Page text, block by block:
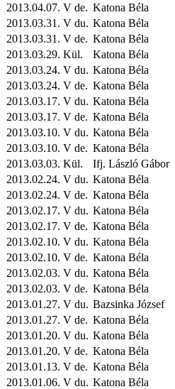
2013.04.07. V de. Katona Béla
2013.03.31. V du. Katona Béla
2013.03.31. V de. Katona Béla
2013.03.29. Kül. Katona Béla
2013.03.24. V du. Katona Béla
2013.03.24. V de. Katona Béla
2013.03.17. V du. Katona Béla
2013.03.17. V de. Katona Béla
2013.03.10. V du. Katona Béla
2013.03.10. V de. Katona Béla
2013.03.03. Kül. Ifj. László Gábor
2013.02.24. V du. Katona Béla
2013.02.24. V de. Katona Béla
2013.02.17. V du. Katona Béla
2013.02.17. V de. Katona Béla
2013.02.10. V du. Katona Béla
2013.02.10. V de. Katona Béla
2013.02.03. V du. Katona Béla
2013.02.03. V de. Katona Béla
2013.01.27. V du. Bazsinka József
2013.01.27. V de. Katona Béla
2013.01.20. V du. Katona Béla
2013.01.20. V de. Katona Béla
2013.01.13. V de. Katona Béla
2013.01.06. V du. Katona Béla